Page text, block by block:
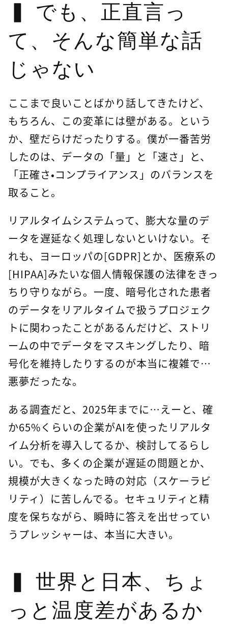
でも、正直言っ
て、そんな簡単な話
じゃない
ここまで良いことばかり話してきたけど、
もちろん、この変革には壁がある。という
か、壁だらけだったりする。僕が一番苦労
したのは、データの「量」と「速さ」と、
「正確さ・コンプライアンス」のバランスを
取ること。
リアルタイムシステムって、膨大な量のデ
ータを遅延なく処理しないといけない。そ
れも、ヨーロッパの[GDPR]とか、医療系の
[HIPAA]みたいな個人情報保護の法律をきっ
ちり守りながら。一度、暗号化された患者
のデータをリアルタイムで扱うプロジェク
トに関わったことがあるんだけど、ストリ
ームの中でデータをマスキングしたり、暗
号化を維持したりするのが本当に複雑で…
悪夢だったな。
ある調査だと、2025年までに…えーと、確
か65%くらいの企業がAIを使ったリアルタ
イム分析を導入してるか、検討してるらし
い。でも、多くの企業が遅延の問題とか、
規模が大きくなった時の対応（スケーラビ
リティ）に苦しんでる。セキュリティと精
度を保ちながら、瞬時に答えを出せってい
うプレッシャーは、本当に大きい。
世界と日本、ちょ
っと温度差があるか